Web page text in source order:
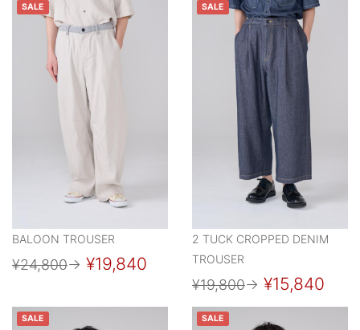
SALE
BALOON TROUSER
¥24,800→ ¥19,840
SALE
2 TUCK CROPPED DENIM
TROUSER
¥19,800→ ¥15,840
SALE SALE